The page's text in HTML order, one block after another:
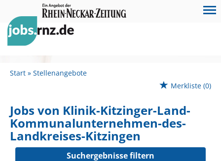
Start
Stellenangebote
Merkliste (0)
Jobs von Klinik-Kitzinger-Land-
Kommunalunternehmen-des-
Landkreises-Kitzingen
Suchergebnisse filtern